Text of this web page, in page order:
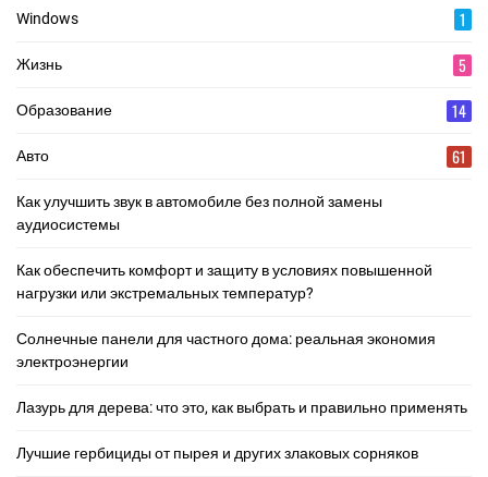
Windows 1
Жизнь 5
Образование 14
Авто 61
Как улучшить звук в автомобиле без полной замены
аудиосистемы
Как обеспечить комфорт и защиту в условиях повышенной
нагрузки или экстремальных температур?
Солнечные панели для частного дома: реальная экономия
электроэнергии
Лазурь для дерева: что это, как выбрать и правильно применять
Лучшие гербициды от пырея и других злаковых сорняков